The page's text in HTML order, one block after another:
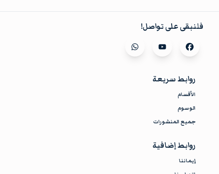
فلنبقى على تواصل!
Visit ourfacebook
Visit our youtube
whatsapp
روابط سريعة
الأقسام
الوسوم
جميع المنشورات
روابط إضافية
إيماننا